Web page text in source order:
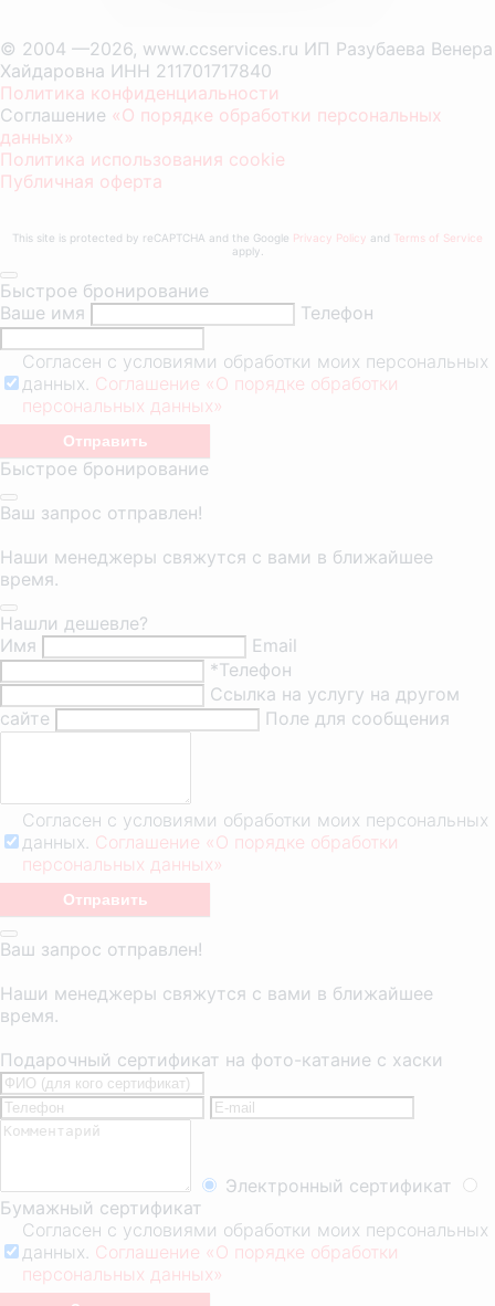
© 2004 —2026, www.ccservices.ru ИП Разубаева Венера
Хайдаровна ИНН 211701717840
Политика конфиденциальности
Соглашение «О порядке обработки персональных
данных»
Политика использования cookie
Публичная оферта
This site is protected by reCAPTCHA and the Google Privacy Policy and Terms of Service
apply.
Быстрое бронирование
Ваше имя
Телефон
Согласен с условиями обработки моих персональных
данных. Соглашение «О порядке обработки
персональных данных»
Быстрое бронирование
Ваш запрос отправлен!
Наши менеджеры свяжутся с вами в ближайшее
время.
Нашли дешевле?
Имя
Email
*Телефон
Ссылка на услугу на другом
сайте
Поле для сообщения
Согласен с условиями обработки моих персональных
данных. Соглашение «О порядке обработки
персональных данных»
Ваш запрос отправлен!
Наши менеджеры свяжутся с вами в ближайшее
время.
Подарочный сертификат на фото-катание с хаски
Электронный сертификат
Бумажный сертификат
Согласен с условиями обработки моих персональных
данных. Соглашение «О порядке обработки
персональных данных»